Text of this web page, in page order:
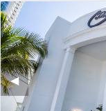
◀︎